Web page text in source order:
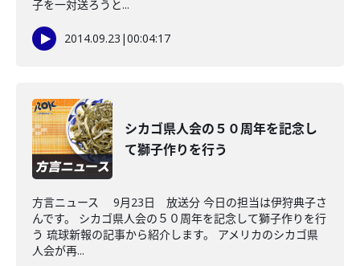
子を一対送ろうと...
2014.09.23 |00:04:17
シカゴ県人会の５０周年を記念し
て獅子作りを行う
方言ニュース 9月23日 放送分 今日の担当は伊狩典子さ
んです。 シカゴ県人会の５０周年を記念して獅子作りを行
う 琉球新報の記事から紹介します。 アメリカのシカゴ県
人会が再...